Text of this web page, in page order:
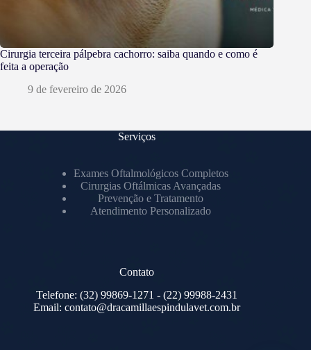
Cirurgia terceira pálpebra cachorro: saiba quando e como é
feita a operação
9 de fevereiro de 2026
Serviços
Exames Oftalmológicos Completos
Cirurgias Oftálmicas Avançadas
Prevenção e Tratamento
Atendimento Personalizado
Contato
Telefone: (32) 99869-1271 - (22) 99988-2431
Email:contato@dracamillaespindulavet.com.br